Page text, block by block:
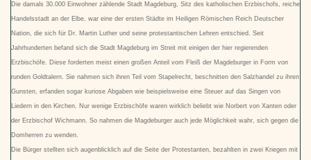
Die damals 30.000 Einwohner zählende Stadt Magdeburg, Sitz des katholischen Erzbischofs, reiche
Handelsstadt an der Elbe, war eine der ersten Städte im Heiligen Römischen Reich Deutscher
Nation, die sich für Dr. Martin Luther und seine protestantischen Lehren entschied. Seit
Jahrhunderten befand sich die Stadt Magdeburg im Streit mit einigen der hier regierenden
Erzbischöfe. Diese forderten meist einen großen Anteil vom Fleiß der Magdeburger in Form von
runden Goldtalern. Sie nahmen sich ihren Teil vom Stapelrecht, beschnitten den Salzhandel zu ihren
Gunsten, erfanden sogar kuriose Abgaben wie beispielsweise eine Steuer auf das Singen von
Liedern in den Kirchen. Nur wenige Erzbischöfe waren wirklich beliebt wie Norbert von Xanten oder
der Erzbischof Wichmann. So nahmen die Magdeburger auch jede Möglichkeit wahr, sich gegen die
Domherren zu wenden.
Die Bürger stellten sich augenblicklich auf die Seite der Protestanten, bezahlten in zwei Kriegen mit